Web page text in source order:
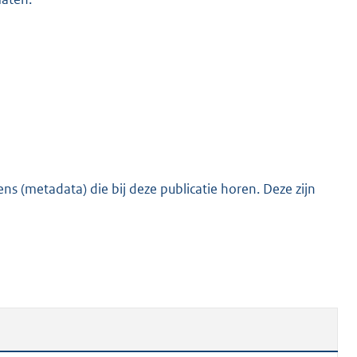
(metadata) die bij deze publicatie horen. Deze zijn